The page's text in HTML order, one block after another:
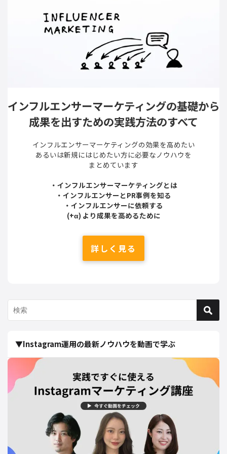
インフルエンサーマーケティングの基礎から
成果を出すための実践方法のすべて
インフルエンサーマーケティングの効果を高めたい
あるいは新規にはじめたい方に必要なノウハウを
まとめています
・インフルエンサーマーケティングとは
・インフルエンサーとPR事例を知る
・インフルエンサーに依頼する
(+α) より成果を高めるために
詳しく見る
▼Instagram運用の最新ノウハウを動画で学ぶ